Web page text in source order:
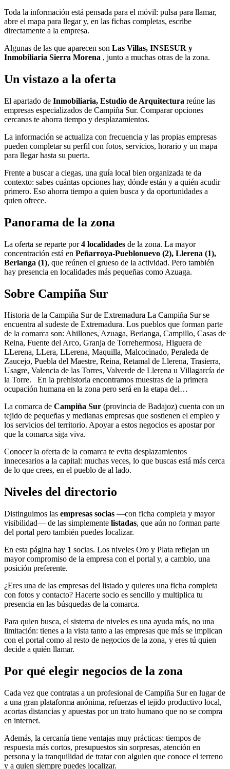
Toda la información está pensada para el móvil: pulsa para llamar,
abre el mapa para llegar y, en las fichas completas, escribe
directamente a la empresa.
Algunas de las que aparecen son Las Villas, INSESUR y
Inmobiliaria Sierra Morena , junto a muchas otras de la zona.
Un vistazo a la oferta
El apartado de Inmobiliaria, Estudio de Arquitectura reúne las
empresas especializados de Campiña Sur. Comparar opciones
cercanas te ahorra tiempo y desplazamientos.
La información se actualiza con frecuencia y las propias empresas
pueden completar su perfil con fotos, servicios, horario y un mapa
para llegar hasta su puerta.
Frente a buscar a ciegas, una guía local bien organizada te da
contexto: sabes cuántas opciones hay, dónde están y a quién acudir
primero. Eso ahorra tiempo a quien busca y da oportunidades a
quien ofrece.
Panorama de la zona
La oferta se reparte por4 localidades de la zona. La mayor
concentración está en Peñarroya-Pueblonuevo (2), Llerena (1),
Berlanga (1), que reúnen el grueso de la actividad. Pero también
hay presencia en localidades más pequeñas como Azuaga.
Sobre Campiña Sur
Historia de la Campiña Sur de Extremadura La Campiña Sur se
encuentra al sudeste de Extremadura. Los pueblos que forman parte
de la comarca son: Ahillones, Azuaga, Berlanga, Campillo, Casas de
Reina, Fuente del Arco, Granja de Torrehermosa, Higuera de
LLerena, LLera, LLerena, Maquilla, Malcocinado, Peraleda de
Zaucejo, Puebla del Maestre, Reina, Retamal de Llerena, Trasierra,
Usagre, Valencia de las Torres, Valverde de Llerena u Villagarcía de
la Torre. En la prehistoria encontramos muestras de la primera
ocupación humana en la zona pero será en la etapa del…
La comarca de Campiña Sur (provincia de Badajoz) cuenta con un
tejido de pequeñas y medianas empresas que sostienen el empleo y
los servicios del territorio. Apoyar a estos negocios es apostar por
que la comarca siga viva.
Conocer la oferta de la comarca te evita desplazamientos
innecesarios a la capital: muchas veces, lo que buscas está más cerca
de lo que crees, en el pueblo de al lado.
Niveles del directorio
Distinguimos las empresas socias —con ficha completa y mayor
visibilidad— de las simplemente listadas, que aún no forman parte
del portal pero también puedes localizar.
En esta página hay 1 socias. Los niveles Oro y Plata reflejan un
mayor compromiso de la empresa con el portal y, a cambio, una
posición preferente.
¿Eres una de las empresas del listado y quieres una ficha completa
con fotos y contacto? Hacerte socio es sencillo y multiplica tu
presencia en las búsquedas de la comarca.
Para quien busca, el sistema de niveles es una ayuda más, no una
limitación: tienes a la vista tanto a las empresas que más se implican
con el portal como al resto de negocios de la zona, y eres tú quien
decide a quién llamar.
Por qué elegir negocios de la zona
Cada vez que contratas a un profesional de Campiña Sur en lugar de
a una gran plataforma anónima, refuerzas el tejido productivo local,
acortas distancias y apuestas por un trato humano que no se compra
en internet.
Además, la cercanía tiene ventajas muy prácticas: tiempos de
respuesta más cortos, presupuestos sin sorpresas, atención en
persona y la tranquilidad de tratar con alguien que conoce el terreno
y a quien siempre puedes localizar.